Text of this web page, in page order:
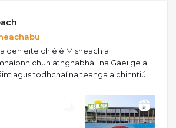
den eite chlé é Misneach a
chun athghabháil na Gaeilge a
agus todhchaí na teanga a chinntiú.